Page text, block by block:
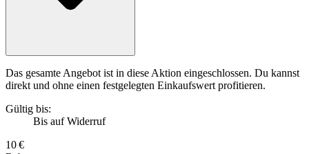
Das gesamte Angebot ist in diese Aktion eingeschlossen. Du kannst
direkt und ohne einen festgelegten Einkaufswert profitieren.
Gültig bis:
Bis auf Widerruf
10 €